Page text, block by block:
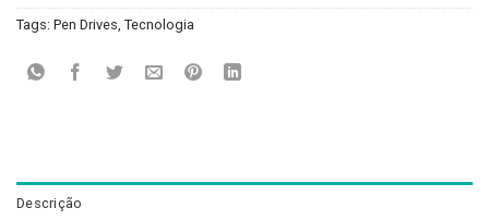
Tags: Pen Drives Tecnologia
Descrição